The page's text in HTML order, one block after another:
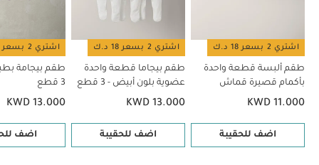
اشتري 2 بسعر 18 د.ك
طقم ألبسة قطعة واحدة
بأكمام قصيرة قماش
عضوي بلون أبيض - 5 قطع
KWD 11.000
اضف للحقيبة
اشتري 2 بسعر 18 د.ك
طقم بيجاما قطعة واحدة
عضوية بلون أبيض - 3 قطع
KWD 13.000
اضف للحقيبة
اشتري 2 بسعر 18 د.ك
طقم بيجامة
3 قطع
KWD 13.000
اضف